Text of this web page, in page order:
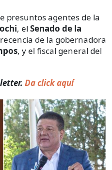
presuntos agentes de la
, el Senado de la
de la gobernadora
, y el fiscal general del
Da click aquí